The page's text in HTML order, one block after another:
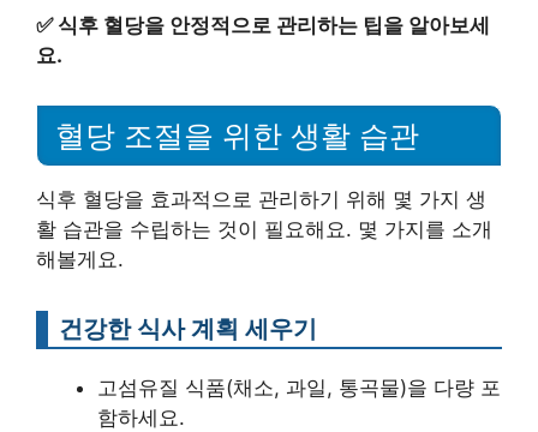
✅ 식후 혈당을 안정적으로 관리하는 팁을 알아보세
요.
혈당 조절을 위한 생활 습관
식후 혈당을 효과적으로 관리하기 위해 몇 가지 생
활 습관을 수립하는 것이 필요해요. 몇 가지를 소개
해볼게요.
건강한 식사 계획 세우기
고섬유질 식품(채소, 과일, 통곡물)을 다량 포
함하세요.